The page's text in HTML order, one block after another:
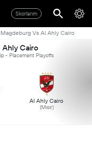
Skorlarım
Vs Al Ahly Cairo
Ahly Cairo
- Placement Playoffs
Al Ahly Cairo
(Mısır)